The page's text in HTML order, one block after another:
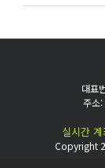
대표
주소
실시간
Copyright